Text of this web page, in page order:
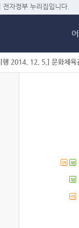
자정부 누리집입니다.
행 2014. 12. 5.] 문화체
연 북
북
연